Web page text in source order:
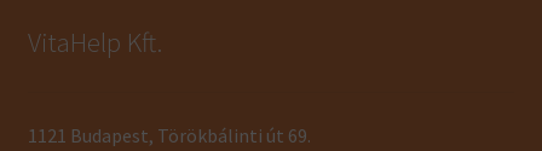
VitaHelp Kft.
1121 Budapest, Törökbálinti út 69.